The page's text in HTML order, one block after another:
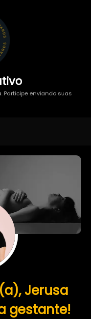
Participe enviando suas
Jerusa
gestante!